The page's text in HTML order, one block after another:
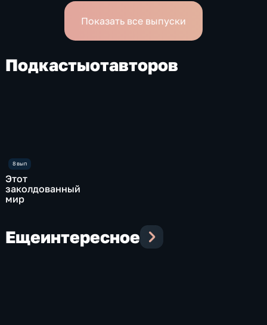
Показать все выпуски
Подкастыотавторов
Этот
заколдованный
мир
Ещеинтересное